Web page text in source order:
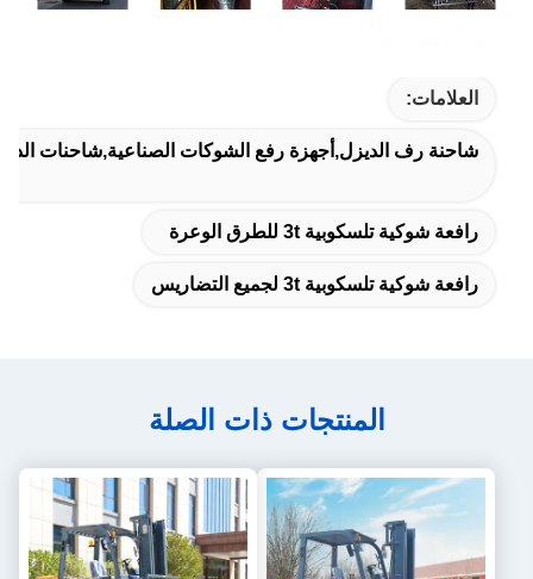
العلامات:
شاحنة رف الديزل,أجهزة رفع الشوكات الصناعية,شاحنات الديزل
رافعة شوكية تلسكوبية 3t للطرق الوعرة
رافعة شوكية تلسكوبية 3t لجميع التضاريس
المنتجات ذات الصلة